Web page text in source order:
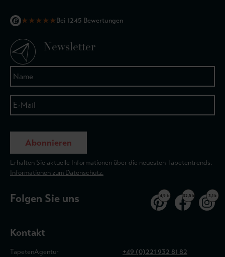
★★★★★Bei 1245 Bewertungen
Newsletter
Abonnieren
Erhalten Sie aktuelle Informationen über die neuesten Tapetentrends.
Informationen zum Datenschutz.
Folgen Sie uns 4,9 k 32,5 k 3,1 k
Kontakt
TapetenAgentur
+49 (0)221 932 81 82